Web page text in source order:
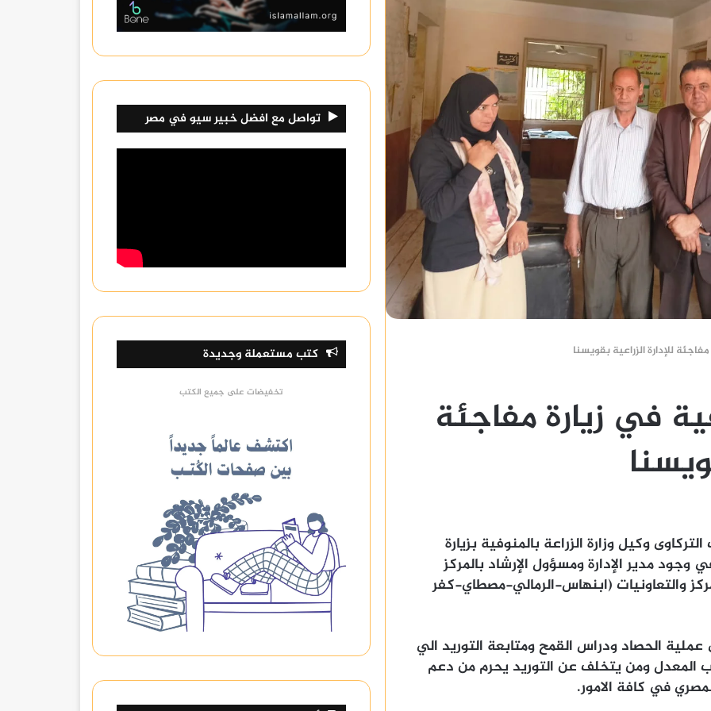
للإدارة الزراعية بقويسنا
في زيارة مفاجئة
وكيل وزارة الزراعة بالمنوفية بزيارة
وجود مدير الإدارة ومسؤول الإرشاد بالمركز
والتعاونيات (ابنهاس-الرمالي-مصطاي-كفر
عملية الحصاد ودراس القمح ومتابعة التوريد الي
المعدل ومن يتخلف عن التوريد يحرم من دعم
في كافة الامور.
تواصل مع افضل خبير سيو في مصر
كتب مستعملة وجديدة
تخفيضات على جميع الكتب